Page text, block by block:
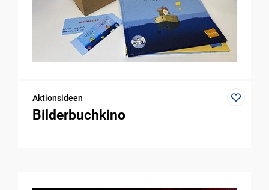
Aktionsideen
Bilderbuchkino